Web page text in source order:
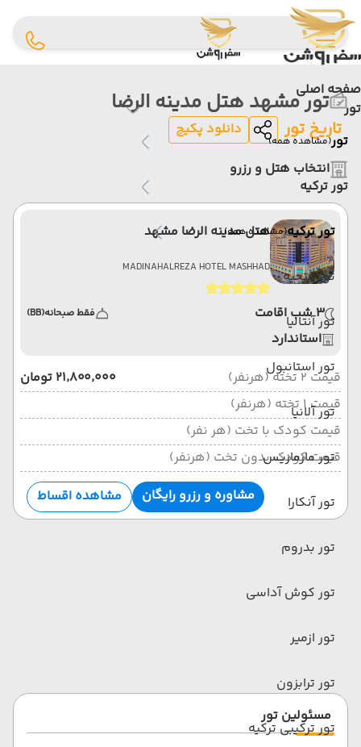
صفحه اصلی
تور
تور(مشاهده همه)
تور ترکیه
تور ترکیه(مشاهده همه)
تور فتحیه
تور آنتالیا
تور استانبول
تور آلانیا
تور مارماریس
تور آنکارا
تور بدروم
تور کوش آداسی
تور ازمیر
تور ترابزون
تور ترکیبی ترکیه
تور مشهد هتل مدینه الرضا
تاریخ تور
دانلود پکیج
انتخاب هتل و رزرو
هتل مدینه الرضا مشهد
MADINAHALREZA HOTEL MASHHAD
3 شب اقامت فقط صبحانه(BB)
استاندارد
قیمت 2 تخته (هرنفر)
۲۱٬۸۰۰٬۰۰۰ تومان
قیمت 1 تخته (هرنفر)
قیمت کودک با تخت (هر نفر)
قیمت کودک بدون تخت (هرنفر)
مشاوره و رزرو رایگان
مشاهده اقساط
مسئولین تور